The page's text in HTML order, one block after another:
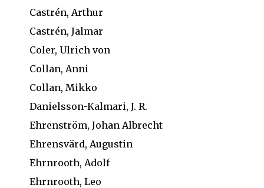
Castrén, Arthur
Castrén, Jalmar
Coler, Ulrich von
Collan, Anni
Collan, Mikko
Danielsson-Kalmari, J. R.
Ehrenström, Johan Albrecht
Ehrensvärd, Augustin
Ehrnrooth, Adolf
Ehrnrooth, Leo